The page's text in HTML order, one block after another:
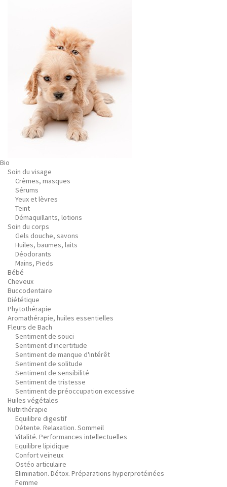
Bio
Soin du visage
Crèmes, masques
Sérums
Yeux et lèvres
Teint
Démaquillants, lotions
Soin du corps
Gels douche, savons
Huiles, baumes, laits
Déodorants
Mains, Pieds
Bébé
Cheveux
Buccodentaire
Diététique
Phytothérapie
Aromathérapie, huiles essentielles
Fleurs de Bach
Sentiment de souci
Sentiment d'incertitude
Sentiment de manque d'intérêt
Sentiment de solitude
Sentiment de sensibilité
Sentiment de tristesse
Sentiment de préoccupation excessive
Huiles végétales
Nutrithérapie
Equilibre digestif
Détente. Relaxation. Sommeil
Vitalité. Performances intellectuelles
Equilibre lipidique
Confort veineux
Ostéo articulaire
Elimination. Détox. Préparations hyperprotéinées
Femme